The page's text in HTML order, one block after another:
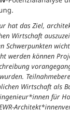
hat das Ziel,
Wirtschaft
Schwerpunkten
werden können
Wirtschaft als
für